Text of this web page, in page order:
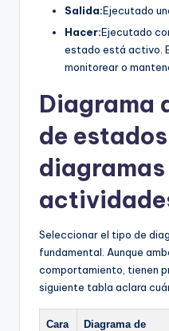
Salida:Ejecutado
Hacer:Ejecutado
estado está activo.
monitorear o
Diagrama
de
diagramas
Seleccionar el tipo de
fundamental. Aunque
comportamiento, tienen
siguiente tabla aclara
Cara
Diagrama de